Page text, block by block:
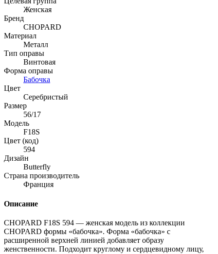
Женская
Бренд
CHOPARD
Материал
Металл
Тип оправы
Винтовая
Форма оправы
Бабочка
Цвет
Серебристый
Размер
56/17
Модель
F18S
Цвет (код)
594
Дизайн
Butterfly
Страна производитель
Франция
Описание
CHOPARD F18S 594 — женская модель из коллекции
CHOPARD формы «бабочка». Форма «бабочка» с
расширенной верхней линией добавляет образу
женственности. Подходит круглому и сердцевидному лицу,